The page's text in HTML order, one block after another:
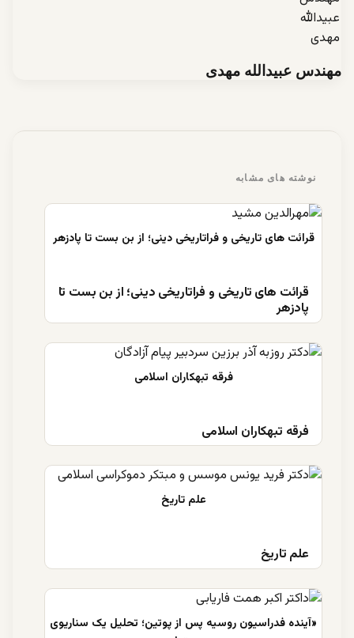
مهندس عبیدالله مهدی
نوشته های مشابه
قرائت های تاریخی و فراتاریخی دینی؛ از بن بست تا
پادزهر
فرقه تبهکاران اسلامی
علم تاریخ